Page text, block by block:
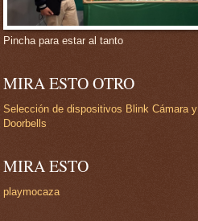
Pincha para estar al tanto
MIRA ESTO OTRO
Selección de dispositivos Blink Cámara y
Doorbells
MIRA ESTO
playmocaza